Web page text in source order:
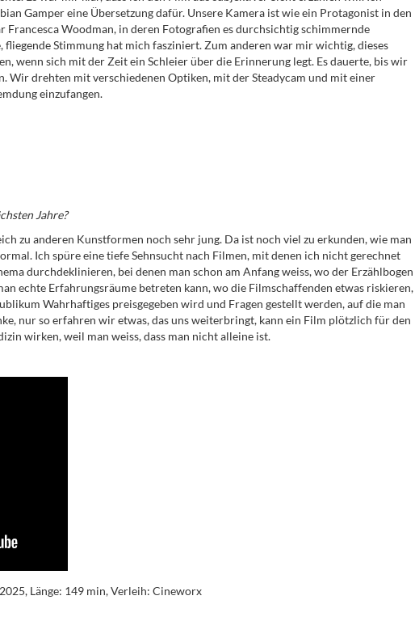
Gamper eine Übersetzung dafür. Unsere Kamera ist wie ein Protagonist in den
Francesca Woodman, in deren Fotografien es durchsichtig schimmernde
fliegende Stimmung hat mich fasziniert. Zum anderen war mir wichtig, dieses
wenn sich mit der Zeit ein Schleier über die Erinnerung legt. Es dauerte, bis wir
Wir drehten mit verschiedenen Optiken, mitder Steadycam und mit einer
einzufangen.
Jahre?
zu anderen Kunstformen noch sehr jung. Da ist noch viel zu erkunden, wie man
Ich spüre eine tiefe Sehnsucht nach Filmen, mit denen ich nicht gerechnet
durchdeklinieren, bei denen man schon am Anfang weiss, wo der Erzählbogen
echte Erfahrungsräume betreten kann, wo die Filmschaffenden etwas riskieren,
Wahrhaftiges preisgegeben wird und Fragen gestellt werden, auf die man
nur so erfahren wir etwas, das uns weiterbringt, kann ein Film plötzlich für den
wirken, weil man weiss, dass man nicht alleine ist.
Länge: 149 min, Verleih: Cineworx